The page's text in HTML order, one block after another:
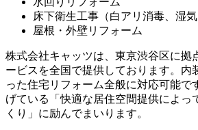
床下衛生工事（白アリ消毒、湿気
屋根・外壁リフォーム
株式会社キャッツは、東京渋谷区に拠
ービスを全国で提供しております。内
った住宅リフォーム全般に対応可能で
げている「快適な居住空間提供によっ
くり」に励んでまいります。